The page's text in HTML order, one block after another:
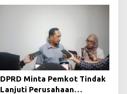
DPRD Minta Pemkot Tindak
Lanjuti Perusahaan